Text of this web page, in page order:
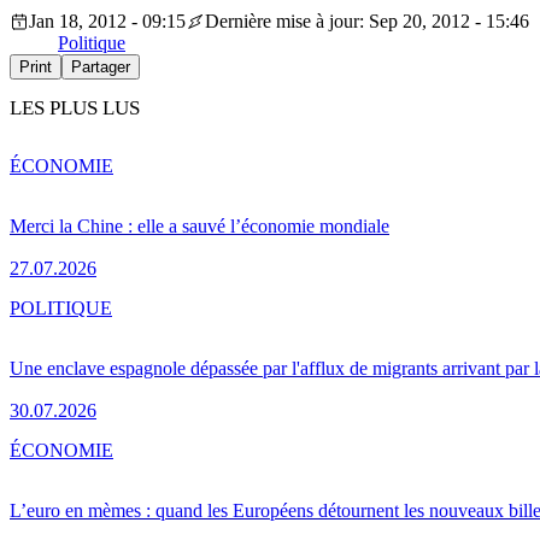
Jan 18, 2012 - 09:15
Dernière mise à jour: Sep 20, 2012 - 15:46
Politique
Print Partager
LES PLUS LUS
Merci la Chine : elle a sauvé l’économie mondiale
27.07.2026
ÉCONOMIE
Une enclave espagnole dépassée par l'afflux de migrants arrivant par
30.07.2026
POLITIQUE
L’euro en mèmes : quand les Européens détournent les nouveaux
ÉCONOMIE